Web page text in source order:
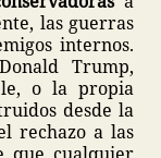
las guerras
internos.
Trump,
o la propia
desde la
rechazo a las